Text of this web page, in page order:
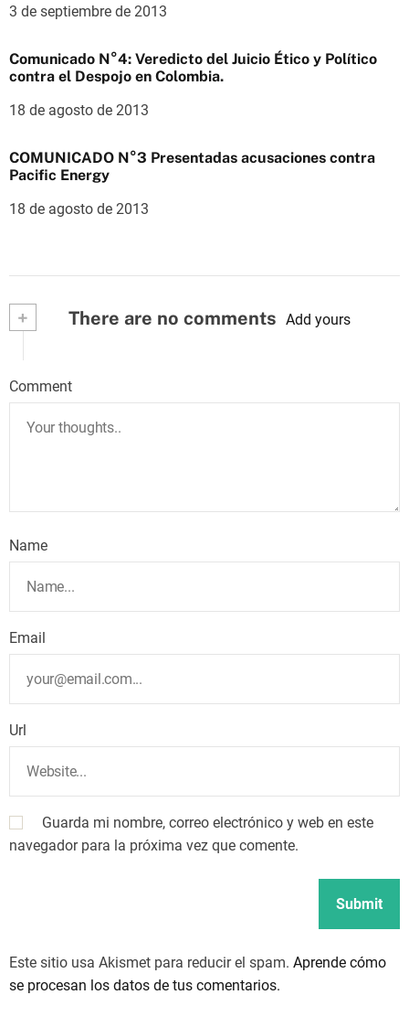
3 de septiembre de 2013
Comunicado N°4: Veredicto del Juicio Ético y Político
contra el Despojo en Colombia.
18 de agosto de 2013
COMUNICADO N°3 Presentadas acusaciones contra
Pacific Energy
18 de agosto de 2013
+ There are no comments Add yours
Comment
Name
Email
Url
Guarda mi nombre, correo electrónico y web en este
navegador para la próxima vez que comente.
Este sitio usa Akismet para reducir el spam. Aprende cómo
se procesan los datos de tus comentarios.